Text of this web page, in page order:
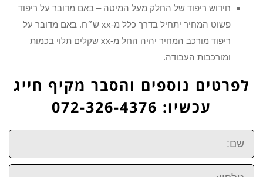
חידוש ריפוד של החלק מעל המיטה – באם מדובר על ריפוד
פשוט המחיר יתחיל בדרך כלל מ-xx ש״ח. באם מדובר על
ריפוד מורכב המחיר יהיה החל מ-xx שקלים תלוי בכמות
ומורכבות העבודה.
לפרטים נוספים והסבר מקיף חייג
עכשיו: 072-326-4376
שם:
טלפון: